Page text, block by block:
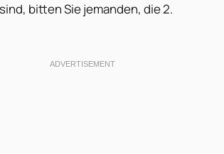
bitten Sie jemanden, die 2.